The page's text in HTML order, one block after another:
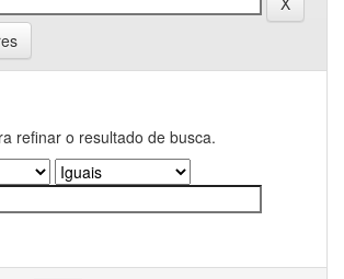
refinar o resultado de busca.